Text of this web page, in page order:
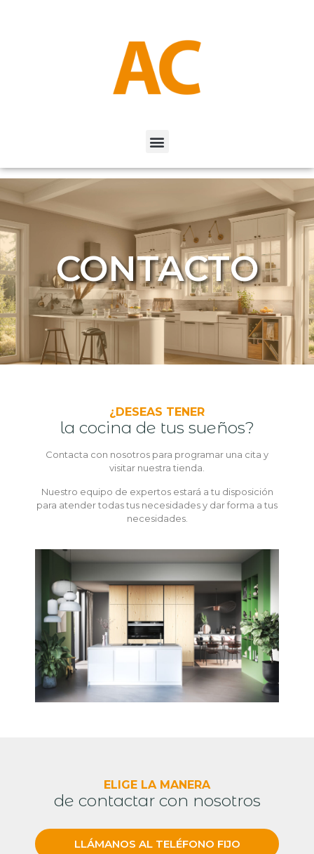
CONTACTO
¿DESEAS TENER
la cocina de tus sueños?
Contacta con nosotros para programar una cita y
visitar nuestra tienda.
Nuestro equipo de expertos estará a tu disposición
para atender todas tus necesidades y dar forma a tus
necesidades.
ELIGE LA MANERA
de contactar con nosotros
LLÁMANOS AL TELÉFONO FIJO